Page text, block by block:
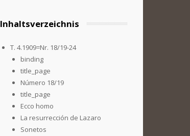
Inhaltsverzeichnis
T. 4.1909=Nr. 18/19-24
binding
title_page
Número 18/19
title_page
Ecco homo
La resurrección de Lazaro
Sonetos